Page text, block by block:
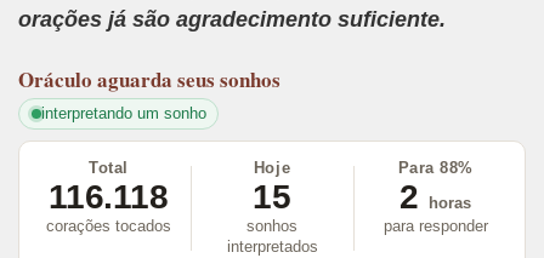
orações já são agradecimento suficiente.
Oráculo aguarda seus sonhos
interpretando um sonho
Total
116.118
corações tocados
Hoje
15
sonhos
interpretados
Para 88%
2
horas
para responder